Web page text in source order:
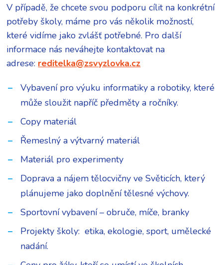
V případě, že chcete svou podporu cílit na konkrétní
potřeby školy, máme pro vás několik možností,
které vidíme jako zvlášť potřebné. Pro další
informace nás neváhejte kontaktovat na
adrese: reditelka@zsvyzlovka.cz
Vybavení pro výuku informatiky a robotiky, které
může sloužit napříč předměty a ročníky.
Copy materiál
Řemeslný a výtvarný materiál
Materiál pro experimenty
Doprava a nájem tělocvičny ve Světicích, který
plánujeme jako doplnění tělesné výchovy.
Sportovní vybavení – obruče, míče, branky
Projekty školy: etika, ekologie, sport, umělecké
nadání.